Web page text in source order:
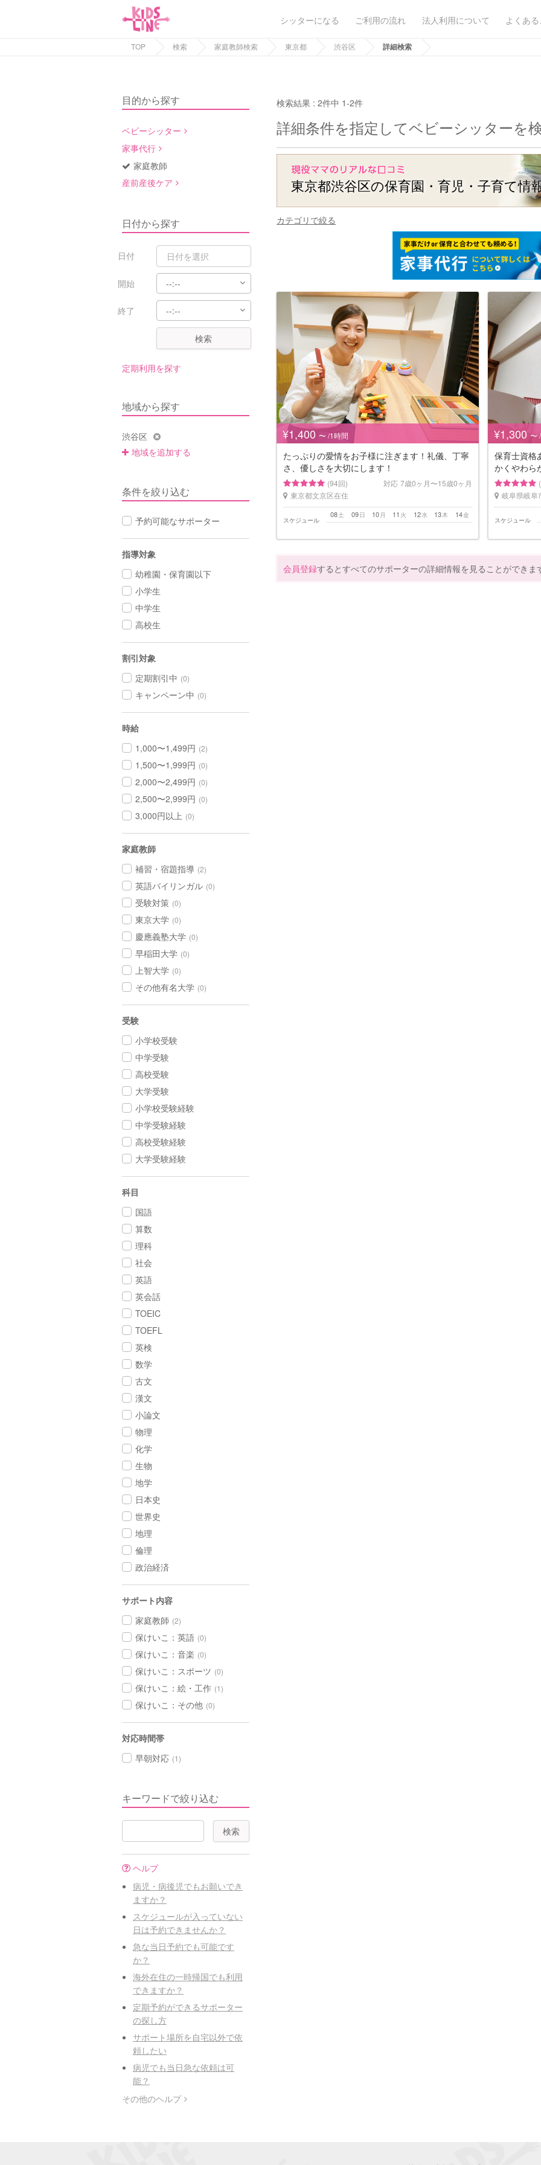
シッターになる ご利用の流れ 法人利用について よくあ
TOP 検索 家庭教師検索 東京都 渋谷区 詳細検索
目的から探す
ベビーシッター
家事代行
家庭教師
産前産後ケア
日付から探す
日付
開始
終了
検索
定期利用を探す
地域から探す
渋谷区
地域を追加する
条件を絞り込む
予約可能なサポーター
指導対象
幼稚園・保育園以下
小学生
中学生
高校生
割引対象
定期割引中 (0)
キャンペーン中 (0)
時給
1,000〜1,499円 (2)
1,500〜1,999円 (0)
2,000〜2,499円 (0)
2,500〜2,999円 (0)
3,000円以上 (0)
家庭教師
補習・宿題指導 (2)
英語バイリンガル (0)
受験対策 (0)
東京大学 (0)
慶應義塾大学 (0)
早稲田大学 (0)
上智大学 (0)
その他有名大学 (0)
受験
小学校受験
中学受験
高校受験
大学受験
小学校受験経験
中学受験経験
高校受験経験
大学受験経験
科目
国語
算数
理科
社会
英語
英会話
TOEIC
TOEFL
英検
数学
古文
漢文
小論文
物理
化学
生物
地学
日本史
世界史
地理
倫理
政治経済
サポート内容
家庭教師 (2)
保けいこ：英語 (0)
保けいこ：音楽 (0)
保けいこ：スポーツ (0)
保けいこ：絵・工作 (1)
保けいこ：その他 (0)
対応時間帯
早朝対応 (1)
キーワードで絞り込む
ヘルプ
病児・病後児でもお願いでき
ますか？
スケジュールが入っていない
日は予約できませんか？
急な当日予約でも可能です
か？
海外在住の一時帰国でも利用
できますか？
定期予約ができるサポーター
の探し方
サポート場所を自宅以外で依
頼したい
病児でも当日急な依頼は可
能？
その他のヘルプ
検索結果 :2件中 1-2件
詳細条件を指定してベビーシッターを
東京都渋谷区の保育園・育児・子育て情
カテゴリで絞る
¥1,400 〜 /1時間
たっぷりの愛情をお子様に注ぎます！礼儀、丁寧
さ、優しさを大切にします！
(94回) 対応 7歳0ヶ月〜15歳0ヶ月
東京都文京区在住
スケジュール
土
08 日
09 月
10 火
11 水
12 木
13 金
14
¥1,300 〜
保育士資格
かくやわら
岐阜県岐阜
スケジュール
会員登録するとすべてのサポーターの詳細情報を見ることができま